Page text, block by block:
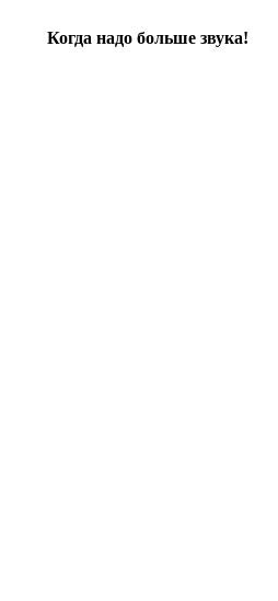
Когда надо больше звука!